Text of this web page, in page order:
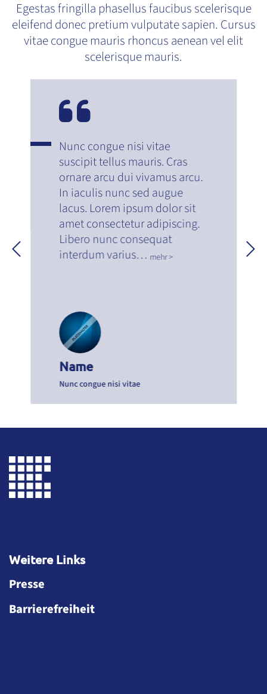
Egestas fringilla phasellus faucibus scelerisque
eleifend donec pretium vulputate sapien. Cursus
vitae congue mauris rhoncus aenean vel elit
scelerisque mauris.
Bewertung:
Nunc congue nisi vitae
suscipit tellus mauris. Cras
ornare arcu dui vivamus arcu.
In iaculis nunc sed augue
lacus. Lorem ipsum dolor sit
amet consectetur adipiscing.
Libero nunc consequat
interdum varius… mehr >
Name:
Name
Position:
Nunc congue nisi vitae
Weitere Links
Presse
Barrierefreiheit